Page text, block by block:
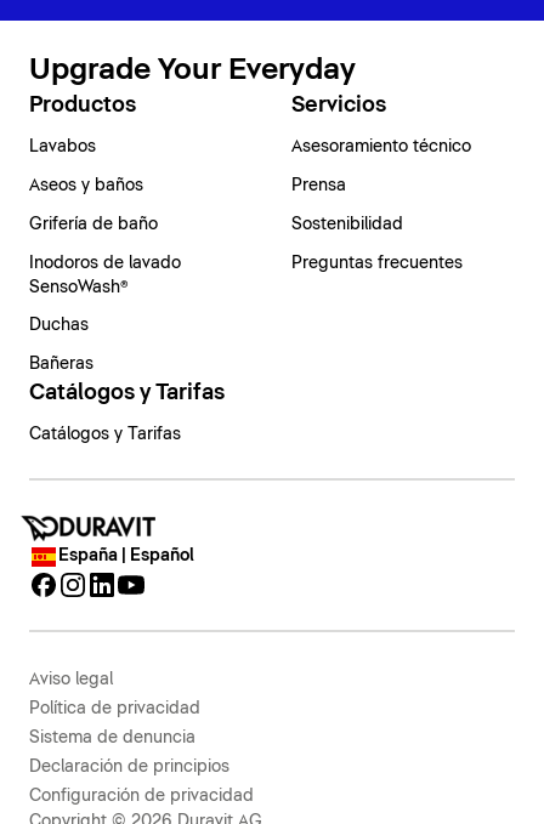
Upgrade Your Everyday
Productos
Lavabos
Aseos y baños
Grifería de baño
Inodoros de lavado
SensoWash®
Duchas
Bañeras
Servicios
Asesoramiento técnico
Prensa
Sostenibilidad
Preguntas frecuentes
Catálogos y Tarifas
Catálogos y Tarifas
España | Español
Aviso legal
Política de privacidad
Sistema de denuncia
Declaración de principios
Configuración de privacidad